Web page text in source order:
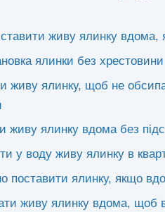
живу ялинку вдома,
ялинки без хрестовини
живу ялинку, щоб не
живу ялинку вдома без
у воду живу ялинку в
поставити ялинку, якщо
живу ялинку вдома, щоб